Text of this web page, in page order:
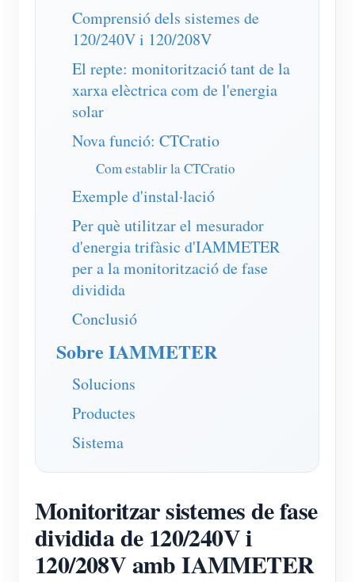
Mesurador virtual
Sistema de Predicció i Simulació Energètica
Aplicacions
Monitor d'energia del sistema solar fotovoltaic
Monitor de consum d'electricitat
Sistema de control de calefacció fotovoltaica
Domòtica
Monitorització energètica de fàbrica
Botiga
Recursos
Inici ràpid del producte
Document
Vídeo tutorial
Preguntes freqüents
Notícies
Blocs
Comunitat
Desenvolupador
Explora
Programa de recompenses
Contacte
Sobre nosaltres
Comprensió dels sistemes de
120/240V i 120/208V
El repte: monitorització tant de la
xarxa elèctrica com de l'energia
solar
Nova funció: CTCratio
Com establir la CTCratio
Exemple d'instal·lació
Per què utilitzar el mesurador
d'energia trifàsic d'IAMMETER
per a la monitorització de fase
dividida
Conclusió
Sobre IAMMETER
Solucions
Productes
Sistema
Monitoritzar sistemes de fase
dividida de 120/240V i
120/208V amb IAMMETER